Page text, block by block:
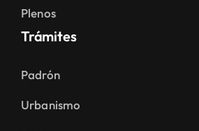
Plenos
Trámites
Padrón
Urbanismo